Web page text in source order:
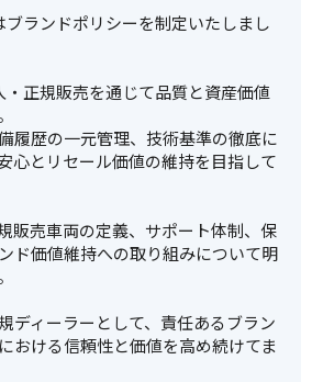
ランドポリシーを制定いたしまし
正規販売を通じて品質と資産価値
履歴の一元管理、技術基準の徹底に
心とリセール価値の維持を目指して
販売車両の定義、サポート体制、保
ド価値維持への取り組みについて明
ディーラーとして、責任あるブラン
おける信頼性と価値を高め続けてま